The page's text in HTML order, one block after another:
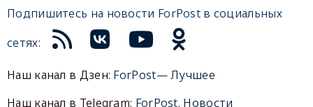
Подпишитесь на новости ForPost в социальных
сетях:
Наш канал в Дзен: ForPost— Лучшее
Наш канал в Telegram: ForPost. Новости